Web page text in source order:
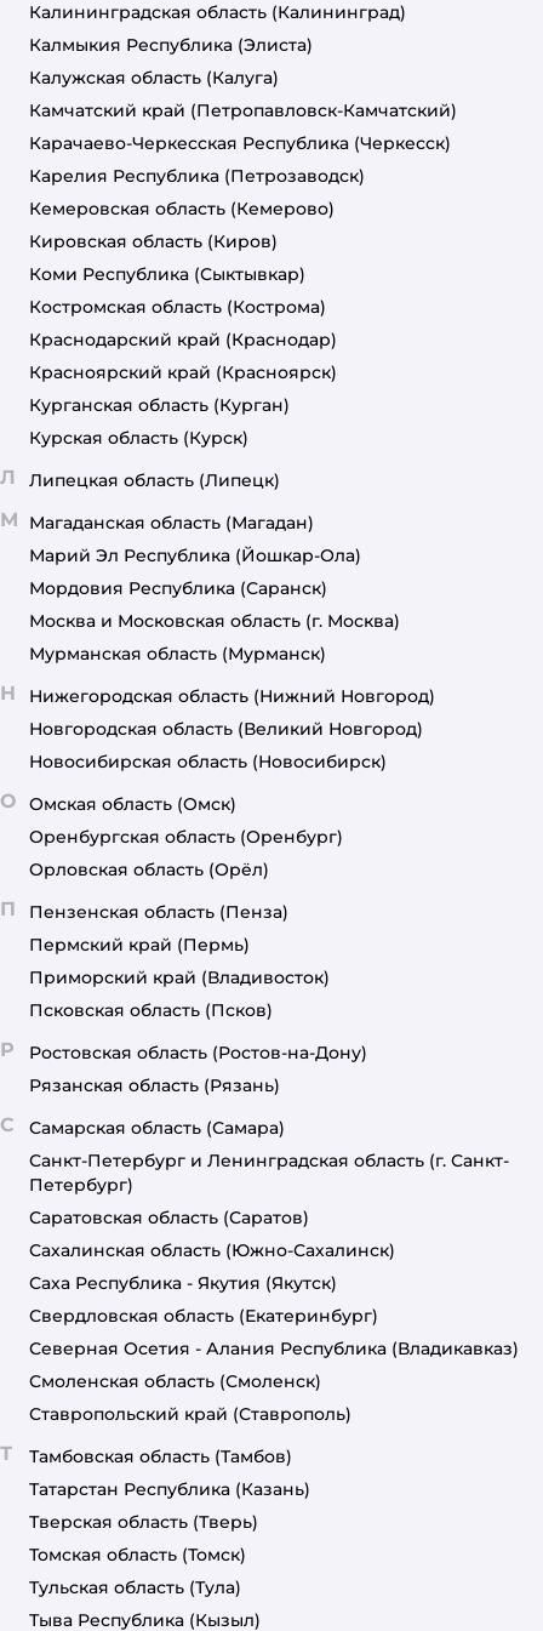
Калининградская область (Калининград)
Калмыкия Республика (Элиста)
Калужская область (Калуга)
Камчатский край (Петропавловск-Камчатский)
Карачаево-Черкесская Республика (Черкесск)
Карелия Республика (Петрозаводск)
Кемеровская область (Кемерово)
Кировская область (Киров)
Коми Республика (Сыктывкар)
Костромская область (Кострома)
Краснодарский край (Краснодар)
Красноярский край (Красноярск)
Курганская область (Курган)
Курская область (Курск)
Л Липецкая область (Липецк)
М Магаданская область (Магадан)
Марий Эл Республика (Йошкар-Ола)
Мордовия Республика (Саранск)
Москва и Московская область (г. Москва)
Мурманская область (Мурманск)
Н Нижегородская область (Нижний Новгород)
Новгородская область (Великий Новгород)
Новосибирская область (Новосибирск)
О Омская область (Омск)
Оренбургская область (Оренбург)
Орловская область (Орёл)
П Пензенская область (Пенза)
Пермский край (Пермь)
Приморский край (Владивосток)
Псковская область (Псков)
Р Ростовская область (Ростов-на-Дону)
Рязанская область (Рязань)
С Самарская область (Самара)
Санкт-Петербург и Ленинградская область (г. Санкт-
Петербург)
Саратовская область (Саратов)
Сахалинская область (Южно-Сахалинск)
Саха Республика - Якутия (Якутск)
Свердловская область (Екатеринбург)
Северная Осетия - Алания Республика (Владикавказ)
Смоленская область (Смоленск)
Ставропольский край (Ставрополь)
Т Тамбовская область (Тамбов)
Татарстан Республика (Казань)
Тверская область (Тверь)
Томская область (Томск)
Тульская область (Тула)
Тыва Республика (Кызыл)